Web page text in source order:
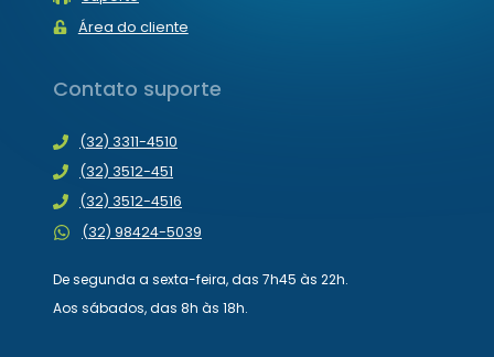
Área do cliente
Contato suporte
(32) 3311-4510
(32) 3512-451
(32) 3512-4516
(32) 98424-5039
De segunda a sexta-feira, das 7h45 às 22h.
Aos sábados, das 8h às 18h.